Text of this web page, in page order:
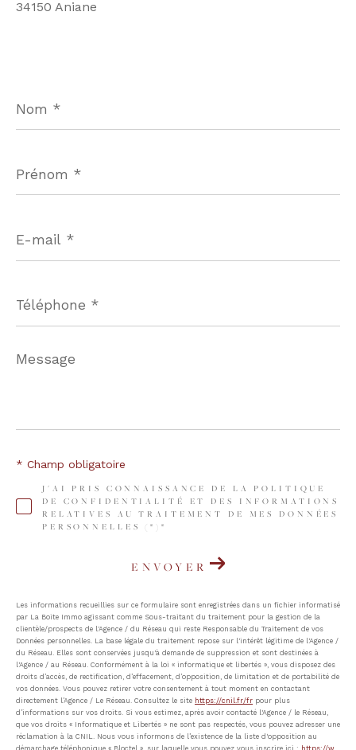
34150 Aniane
*
*
mail
*
*
Message
*
J'AI PRIS CONNAISSANCE DE LA POLITIQUE
DE CONFIDENTIALITÉ ET DES INFORMATIONS
RELATIVES AU TRAITEMENT DE MES DONNÉES
PERSONNELLES (*)*
* Champ obligatoire
ENVOYER
Les informations recueillies sur ce formulaire sont enregistrées dans un fichier informatisé
par La Boite Immo agissant comme Sous-traitant du traitement pour la gestion de la
clientèle/prospects de l'Agence / du Réseau qui reste Responsable du Traitement de vos
Données personnelles. La base légale du traitement repose sur l'intérêt légitime de l'Agence /
du Réseau. Elles sont conservées jusqu'à demande de suppression et sont destinées à
l'Agence / au Réseau. Conformément à la loi « informatique et libertés », vous disposez des
droits d’accès, de rectification, d’effacement, d’opposition, de limitation et de portabilité de
vos données. Vous pouvez retirer votre consentement à tout moment en contactant
directement l’Agence / Le Réseau. Consultez le site https://cnil.fr/fr pour plus
d’informations sur vos droits. Si vous estimez, après avoir contacté l'Agence / le Réseau,
que vos droits « Informatique et Libertés » ne sont pas respectés, vous pouvez adresser une
réclamation à la CNIL. Nous vous informons de l’existence de la liste d'opposition au
démarchage téléphonique « Bloctel », sur laquelle vous pouvez vous inscrire ici : https://w